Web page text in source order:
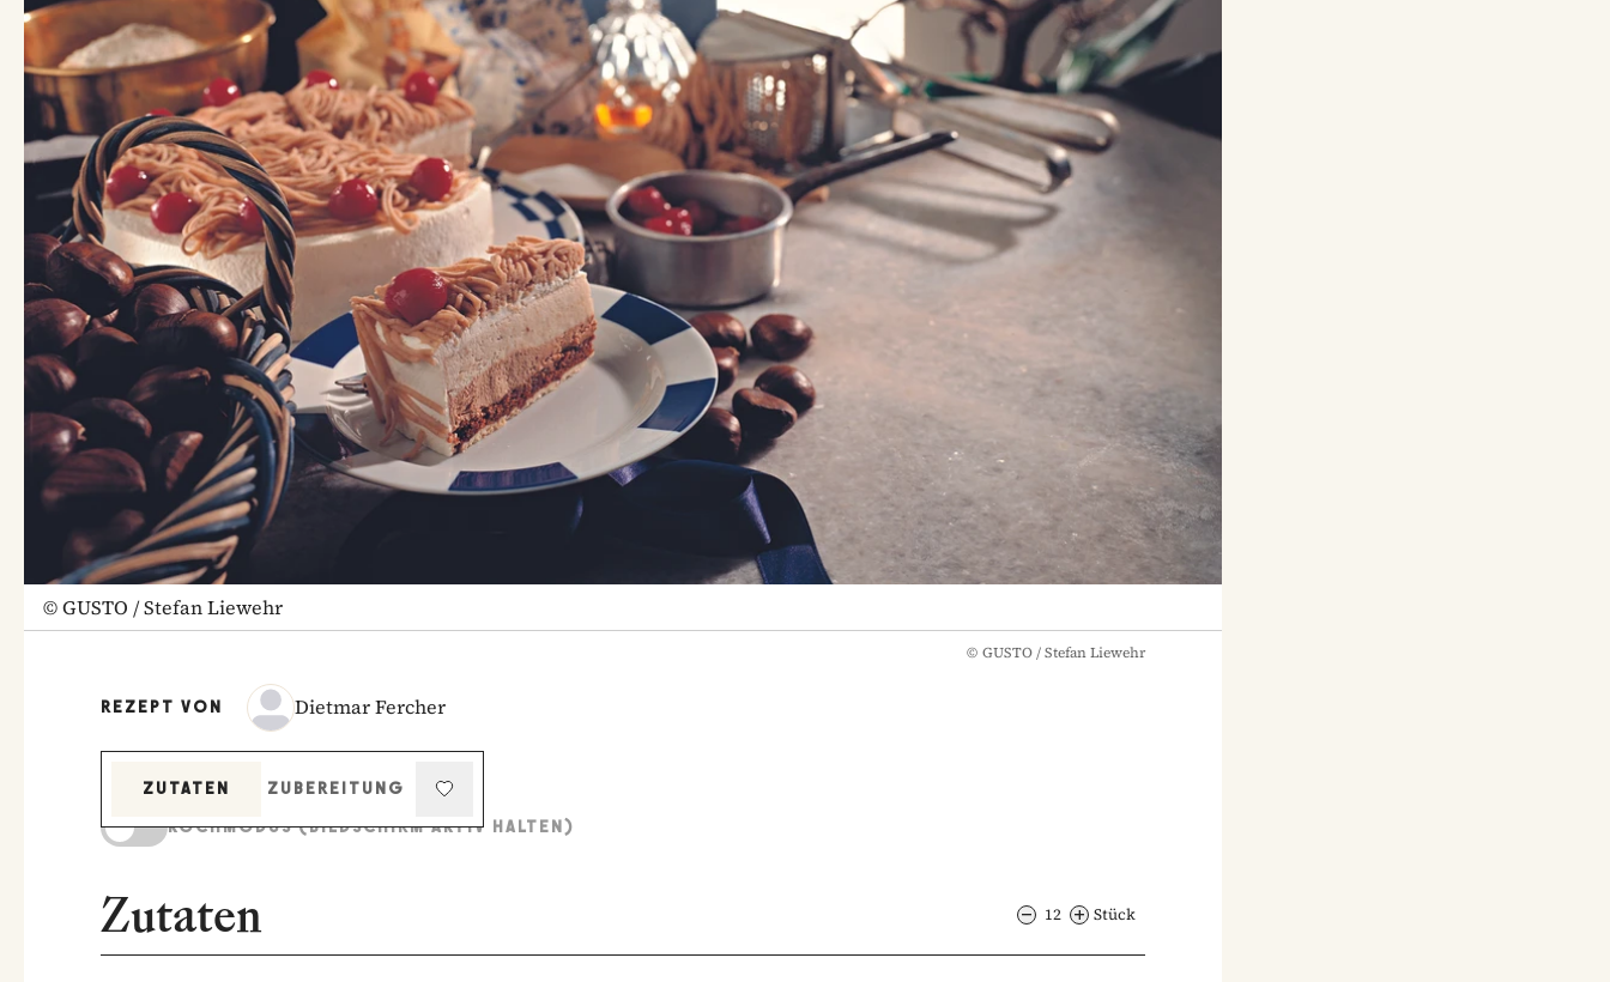
©GUSTO / Stefan Liewehr
© GUSTO / Stefan Liewehr
REZEPT VON Dietmar Fercher
ZUTATEN
ZUBEREITUNG
KOCHMODUS (BILDSCHIRM AKTIV HALTEN)
Zutaten 12 Stück